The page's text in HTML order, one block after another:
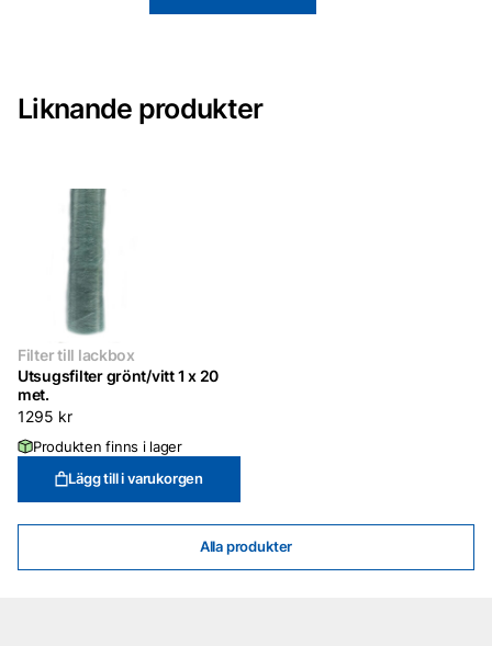
Liknande produkter
Alla produkter
Filter till lackbox
Utsugsfilter grönt/vitt 1 x 20
met.
1295 kr
Produkten finns i lager
Lägg till i varukorgen